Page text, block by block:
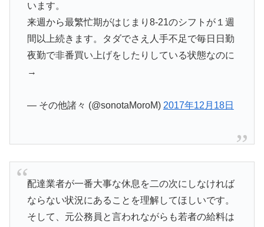
います。
来週から最繁忙期がはじまり8-21のシフトが１週
間以上続きます。タダでさえ人手不足で毎日日勤
夜勤で非番買い上げをしたりしている状態なのに
→
— その他諸々 (@sonotaMoroM) 2017年12月18日
配達業者が一番大事な休息を二の次にしなければ
ならない状況にあることを理解してほしいです。
そして、元公務員と言われながらも若者の給料は